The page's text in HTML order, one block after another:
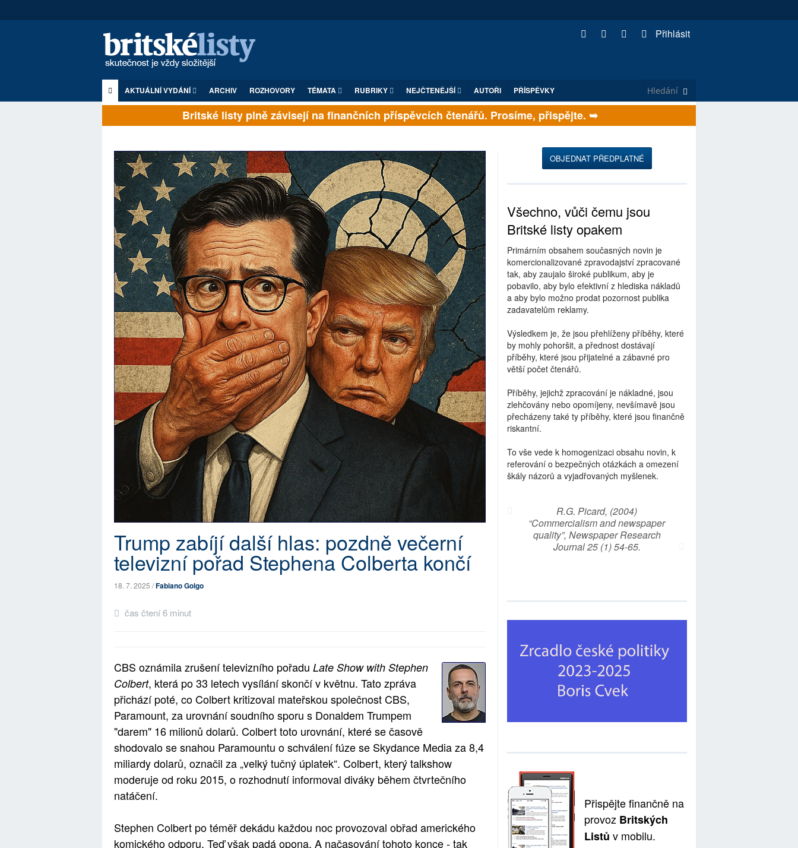
Přihlásit
AKTUÁLNÍ VYDÁNÍ ARCHIV ROZHOVORY TÉMATA RUBRIKY NEJČTENĚJŠÍ AUTOŘI PŘÍSPĚVKY
Britské listy plně závisejí na finančních příspěvcích čtenářů. Prosíme, přispějte. ➥
Trump zabíjí další hlas: pozdně večerní
televizní pořad Stephena Colberta končí
18. 7. 2025 /Fabiano Golgo
čas čtení 6 minut
CBS oznámila zrušení televizního pořadu Late Show with Stephen
Colbert, která po 33 letech vysílání skončí v květnu. Tato zpráva
přichází poté, co Colbert kritizoval mateřskou společnost CBS,
Paramount, za urovnání soudního sporu s Donaldem Trumpem
"darem" 16 milionů dolarů. Colbert toto urovnání, které se časově
shodovalo se snahou Paramountu o schválení fúze se Skydance Media za 8,4
miliardy dolarů, označil za „velký tučný úplatek“. Colbert, který talkshow
moderuje od roku 2015, o rozhodnutí informoval diváky během čtvrtečního
natáčení.
Stephen Colbert po téměř dekádu každou noc provozoval obřad amerického
komického odporu. Teď však padá opona. A načasování tohoto konce - tak
OBJEDNAT PŘEDPLATNÉ
Všechno, vůči čemu jsou
Britské listy opakem
Primárním obsahem současných novin je
komercionalizované zpravodajství zpracované
tak, aby zaujalo široké publikum, aby je
pobavilo, aby bylo efektivní z hlediska nákladů
a aby bylo možno prodat pozornost publika
zadavatelům reklamy.
Výsledkem je, že jsou přehlíženy příběhy, které
by mohly pohoršit, a přednost dostávají
příběhy, které jsou přijatelné a zábavné pro
větší počet čtenářů.
Příběhy, jejichž zpracování je nákladné, jsou
zlehčovány nebo opomíjeny, nevšímavě jsou
přecházeny také ty příběhy, které jsou finančně
riskantní.
To vše vede k homogenizaci obsahu novin, k
referování o bezpečných otázkách a omezení
škály názorů a vyjadřovaných myšlenek.
R.G. Picard, (2004)
“Commercialism and newspaper
quality”, Newspaper Research
Journal 25 (1) 54-65.
Přispějte finančně na
provoz Britských
Listů v mobilu.